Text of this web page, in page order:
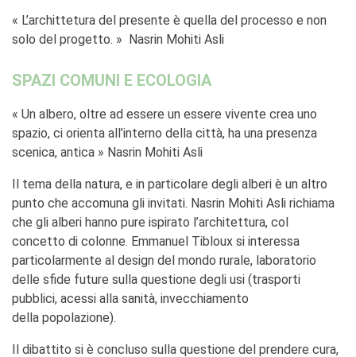
« L’archittetura del presente è quella del processo e non
solo del progetto. » Nasrin Mohiti Asli
SPAZI COMUNI E ECOLOGIA
« Un albero, oltre ad essere un essere vivente crea uno
spazio, ci orienta all’interno della città, ha una presenza
scenica, antica » Nasrin Mohiti Asli
Il tema della natura, e in particolare degli alberi è un altro
punto che accomuna gli invitati. Nasrin Mohiti Asli richiama
che gli alberi hanno pure ispirato l’architettura, col
concetto di colonne. Emmanuel Tibloux si interessa
particolarmente al design del mondo rurale, laboratorio
delle sfide future sulla questione degli usi (trasporti
pubblici, acessi alla sanità, invecchiamento
della popolazione).
Il dibattito si è concluso sulla questione del prendere cura,